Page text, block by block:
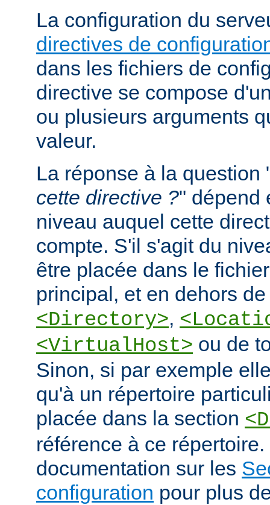
La configuration du
directives de
dans les fichiers de
directive se compose
ou plusieurs arguments
valeur.
La réponse à la question
cette directive ?" dépend
niveau auquel cette
compte. S'il s'agit du
être placée dans le
principal, et en dehors
<Directory>,
<VirtualHost> ou de
Sinon, si par exemple
qu'à un répertoire
placée dans la section
référence à ce répertoire.
documentation sur les
configuration pour plus